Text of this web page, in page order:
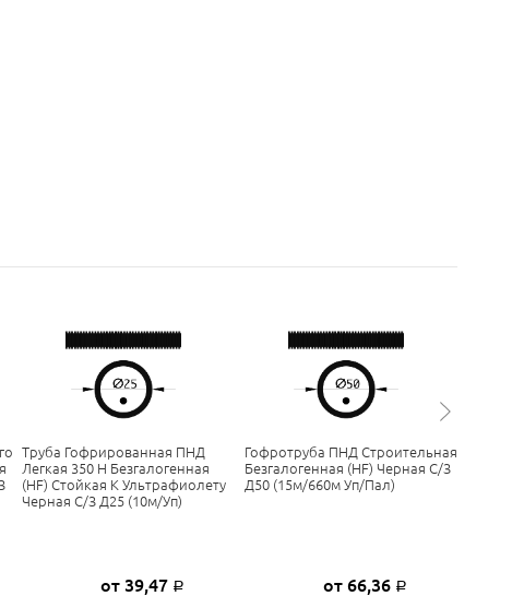
Труба Гофрированная ПНД
Легкая 350 Н Безгалогенная
(HF) Стойкая К Ультрафиолету
Черная С/з Д25 (10м/уп)
от 39,47 Р
Гофротруба ПНД Строительная
Безгалогенная (HF) Черная С/з
Д50 (15м/660м Уп/пал)
от 66,36 Р